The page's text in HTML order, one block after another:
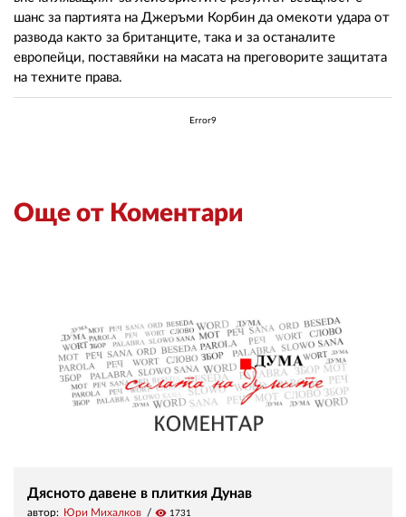
шанс за партията на Джеръми Корбин да омекоти удара от
развода както за британците, така и за останалите
европейци, поставяйки на масата на преговорите защитата
на техните права.
Error9
Още от Коментари
Дясното давене в плиткия Дунав
автор: Юри Михалков visibility 1731